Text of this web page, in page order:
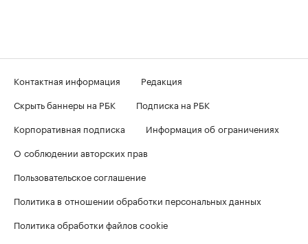
Контактная информация
Редакция
Скрыть баннеры на РБК
Подписка на РБК
Корпоративная подписка
Информация об ограничениях
О соблюдении авторских прав
Пользовательское соглашение
Политика в отношении обработки персональных данных
Политика обработки файлов cookie